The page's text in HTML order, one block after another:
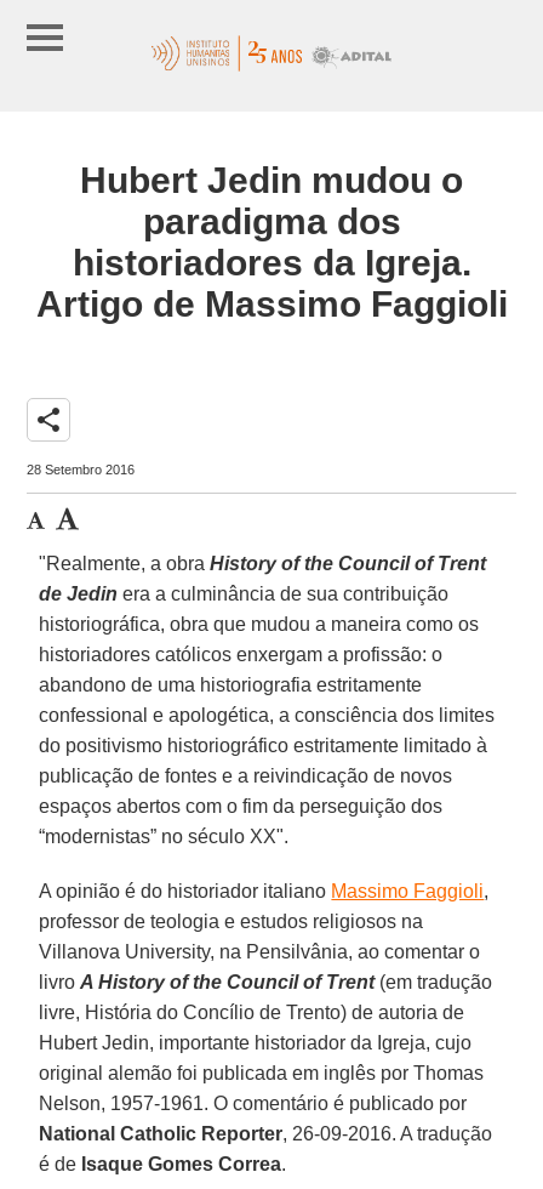
Hubert Jedin mudou o
paradigma dos
historiadores da Igreja.
Artigo de Massimo Faggioli
share
28 Setembro 2016
"Realmente, a obra History of the Council of Trent
de Jedin era a culminância de sua contribuição
historiográfica, obra que mudou a maneira como os
historiadores católicos enxergam a profissão: o
abandono de uma historiografia estritamente
confessional e apologética, a consciência dos limites
do positivismo historiográfico estritamente limitado à
publicação de fontes e a reivindicação de novos
espaços abertos com o fim da perseguição dos
“modernistas” no século XX".
A opinião é do historiador italiano Massimo Faggioli,
professor de teologia e estudos religiosos na
Villanova University, na Pensilvânia, ao comentar o
livroA History of the Council of Trent(em tradução
livre, História do Concílio de Trento) de autoria de
Hubert Jedin, importante historiador da Igreja, cujo
original alemão foi publicada em inglês por Thomas
Nelson, 1957-1961. O comentário é publicado por
National Catholic Reporter, 26-09-2016. A tradução
é de Isaque Gomes Correa.